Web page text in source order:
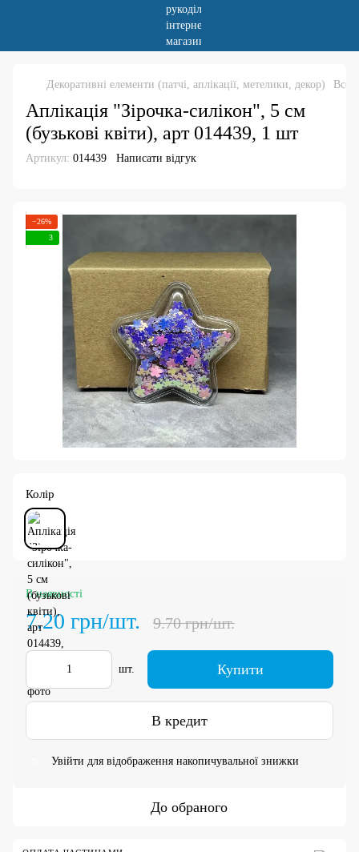
Декоративні елементи (патчі, аплікації, метелики, декор) Все
Аплікація "Зірочка-силікон", 5 см
(бузькові квіти), арт 014439, 1 шт
Артикул: 014439 Написати відгук
−26%
3
Колір
В наявності
7.20 грн/шт. 9.70 грн/шт.
шт. Купити
В кредит
Увійти для відображення накопичувальної знижки
До обраного